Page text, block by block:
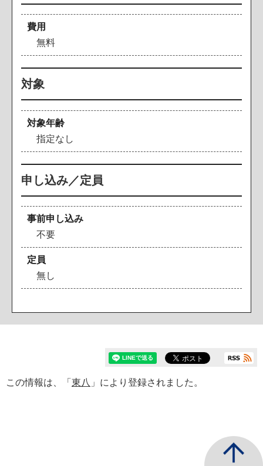
費用
無料
対象
対象年齢
指定なし
申し込み／定員
事前申し込み
不要
定員
無し
この情報は、「 東八 」により登録されました。